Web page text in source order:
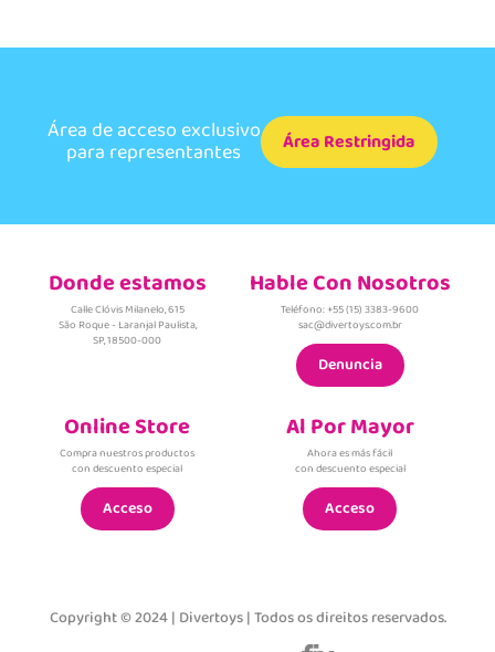
Área de acceso exclusivo
para representantes Área Restringida
Donde estamos
Calle Clóvis Milanelo, 615
São Roque - Laranjal Paulista,
SP, 18500-000
Hable Con Nosotros
Teléfono: +55 (15) 3383-9600
sac@divertoys.com.br
Denuncia
Online Store
Compra nuestros productos
con descuento especial
Acceso
Al Por Mayor
Ahora es más fácil
con descuento especial
Acceso
Copyright © 2024 | Divertoys | Todos os direitos reservados.